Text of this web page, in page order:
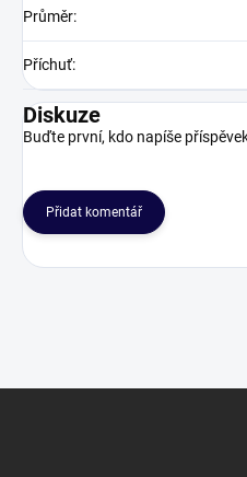
Průměr:
Příchuť:
Diskuze
Buďte první, kdo napíše
Přidat komentář